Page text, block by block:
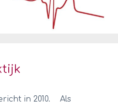
in 2010. Als